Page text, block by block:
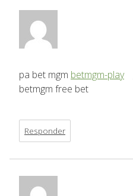
pa bet mgm betmgm-play
betmgm free bet
Responder